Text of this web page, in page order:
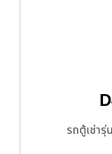
รถตู้เช่า